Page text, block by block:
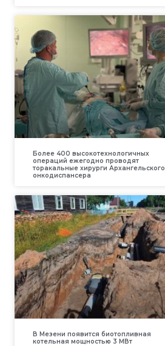
Более 400 высокотехнологичных
операций ежегодно проводят
торакальные хирурги Архангельского
онкодиспансера
В Мезени появится биотопливная
котельная мощностью 3 МВт